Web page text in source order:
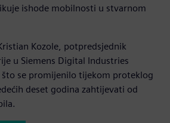
ishode mobilnosti u stvarnom
Kozole, potpredsjednik
u Siemens Digital Industries
što se promijenilo tijekom proteklog
deset godina zahtijevati od